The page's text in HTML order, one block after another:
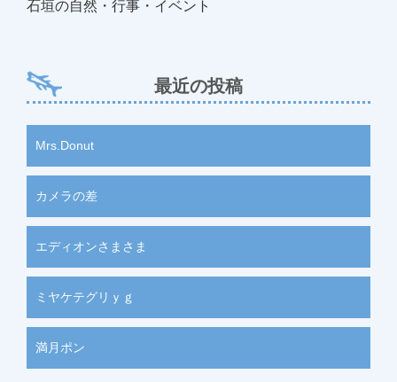
石垣の自然・行事・イベント
最近の投稿
Mrs.Donut
カメラの差
エディオンさまさま
ミヤケテグリｙｇ
満月ポン